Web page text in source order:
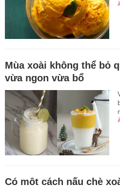
Mùa xoài không thể bỏ
vừa ngon vừa bổ
Có một cách nấu chè